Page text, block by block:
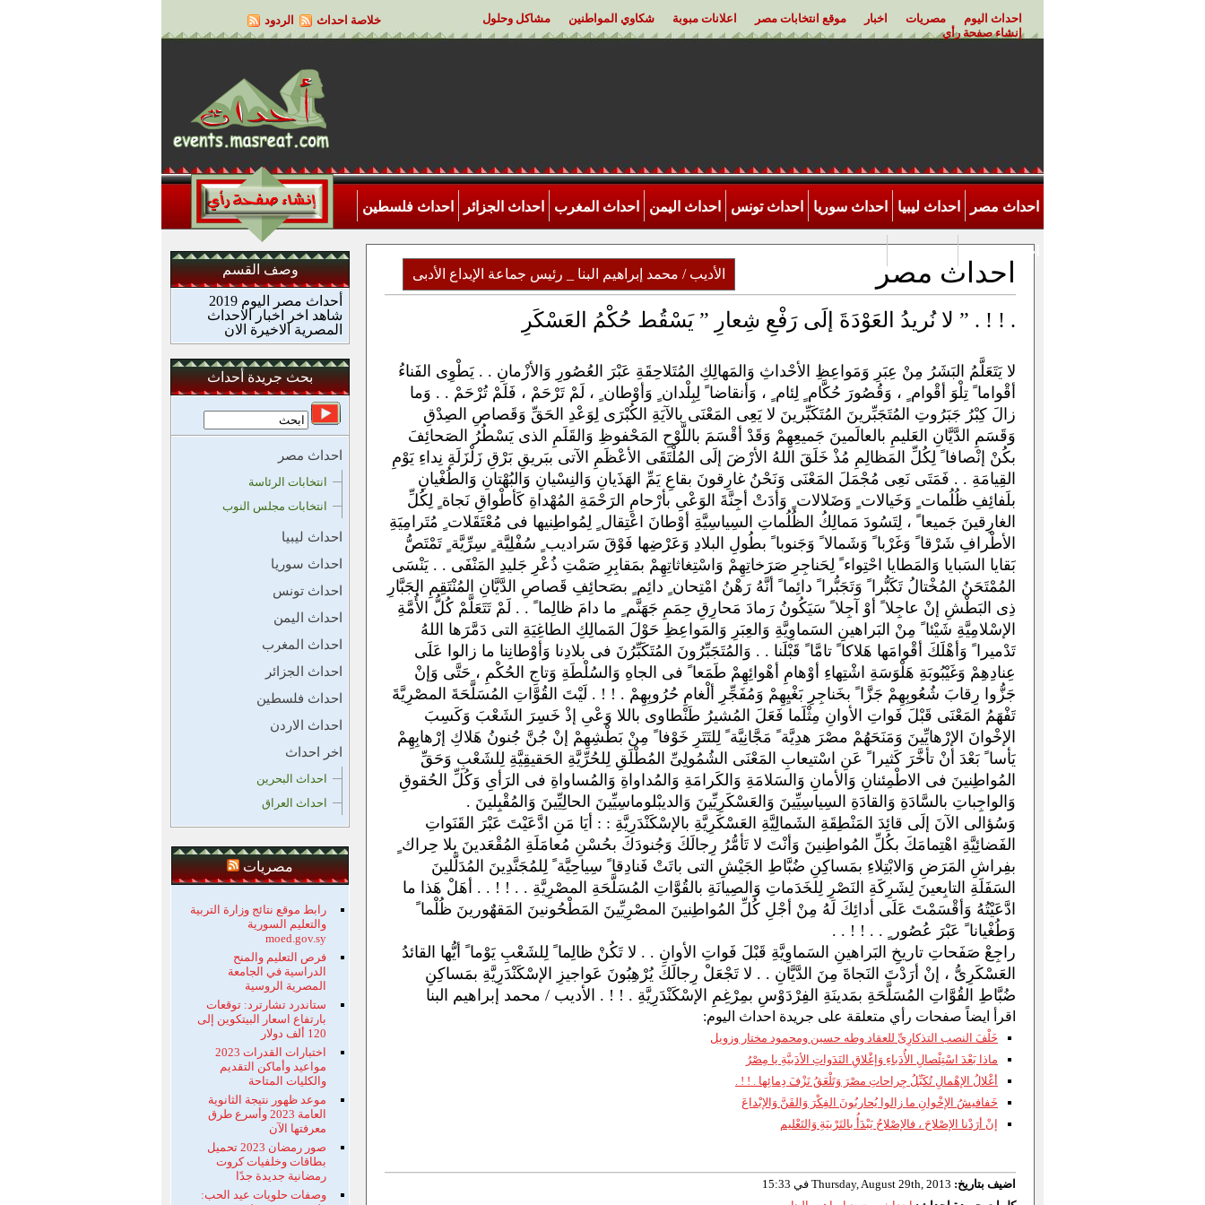
احداث اليوم مصريات اخبار موقع انتخابات مصر اعلانات مبوبة شكاوي المواطنين
مشاكل وحلول
إنشاء صفحة رأي
خلاصة احداث الردود
احداث مصر احداث ليبيا احداث سوريا احداث تونس احداث اليمن احداث المغرب احداث الجزائر احداث فلسطين
احداث الاردن
الأديب / محمد إبراهيم البنا _ رئيس جماعة الإبداع الأدبى
احداث مصر
لا نُريدُ العَوْدَةَ إلَى رَفْعِ شِعارِ ” يَسْقُط حُكْمُ العَسْكَرِ ” . ! ! .
لا يَتَعَلَّمُ البَشَرُ مِنْ عِبَرِ وَمَواعِظِ الأحْداثِ وَالمَهالِكِ المُتَلاحِقَةِ عَبْرَ العُصُورِ وَالأزْمانِ . . يَطْوِى الفَناءُ
أقْواما ً تِلْوَ أقْوام ٍ ، وَقُصُورَ حُكَّام ٍ لِئام ٍ ، وَأنقاضا ً لِبِلْدان ٍ وَأوْطان ٍ ، لَمْ تَرْحَمْ ، فَلَمْ تُرْحَمْ . . وَما
زالَ كِبْرُ جَبَرُوتِ المُتَجَبِّرينَ المُتَكَبِّرينَ لا يَعِى المَعْنَى بالآيَةِ الكُبْرَى لِوَعْدِ الحَقِّ وَقَصاصِ الصِدْقِ
وَقَسَمِ الدَّيَّانِ العَليمِ بالعالَمينَ جَميعِهِمْ وَقَدْ أقْسَمَ باللَّوْحِ المَحْفوظِ وَالقَلَمِ الذى يَسْطُرُ الصَحائِفَ
بكُنْ إنْصافا ً لِكُلِّ المَظالِمِ مُذْ خَلَقَ اللهُ الأرْضَ إلَى المُلْتَقَى الأعْظَمِ الآتى ببَريقِ بَرْقِ زَلْزَلَةِ نِداءِ يَوْمِ
القِيامَةِ . . فَمَتَى نَعِى مُجْمَلَ المَعْنَى وَنَحْنُ غارِقونَ بقاعِ يَمِّ الهَذَيانِ وَالنِسْيانِ وَالبُهْتانِ وَالطُغْيانِ
بلَفائِفِ ظُلُمات ٍ وَخَيالات ٍ وَضَلالات ٍ وَأدَتْ أجِنَّةَ الوَعْىِ بأرْحامِ الرَحْمَةِ المُهْداةِ كَأطْواقِ نَجاة ٍ لِكُلِّ
الغارِقينَ جَميعا ً ، لِتَسُودَ مَمالِكُ الظُلُماتِ السِياسِيَّةِ أوْطانَ اعْتِقال ٍ لِمُواطِنيها فى مُعْتَقَلات ٍ مُتَرامِيَةِ
الأطْرافِ شَرْقا ً وَغَرْبا ً وَشَمالا ً وَجَنوبا ً بطُولِ البلادِ وَعَرْضِها فَوْقَ سَراديب ٍ سُفْلِيَّة ٍ سِرِّيَّة ٍ تَمْتَصُّ
بَقايا السَبايا وَالمَطايا احْتِواء ً لِحَناجِرِ صَرَخاتِهِمْ وَاسْتِغاثاتِهِمْ بمَقابِرِ صَمْتِ ذُعْرِ جَليدِ المَنْفَى . . يَنْسَى
المُمْتَحَنُ المُخْتالُ تَكَبُّرا ً وَتَجَبُّرا ً دائِما ً أنَّهُ رَهْنُ امْتِحان ٍ دائِم ٍ بصَحائِفِ قَصاصِ الدَّيَّانِ المُنْتَقِمِ الجَبَّارِ
ذِى البَطْشِ إنْ عاجِلا ً أوْ آجِلا ً سَيَكُونُ رَمادَ مَحارِقِ حِمَمِ جَهَنَّم ٍ ما دامَ ظالِما ً . . لَمْ تَتَعَلَّمْ كُلُّ الأُمَّةِ
الإسْلامِيَّةِ شَيْئا ً مِنْ البَراهينِ السَماوِيَّةِ وَالعِبَرِ وَالمَواعِظِ حَوْلَ المَمالِكِ الطاغِيَةِ التى دَمَّرَها اللهُ
تَدْميرا ً وَأهْلَكَ أقْوامَها هَلاكا ً تامَّا ً قَبْلَنا . . وَالمُتَجَبِّرُونَ المُتَكَبِّرُنَ فى بلادِنا وَأوْطانِنا ما زالوا عَلَى
عِنادِهِمْ وَغَيْبُوبَةِ هَلْوَسَةِ اشْتِهاءِ أوْهامِ أهْوائِهِمْ طَمَعا ً فى الجاهِ وَالسُلْطَةِ وَتاجِ الحُكْمِ ، حَتَّى وَإنْ
جَزُّوا رِقابَ شُعُوبِهِمْ جَزَّا ً بخَناجِرِ بَغْيِهِمْ وَمُفَجِّرِ ألْغامِ حُرُوبِهِمْ . ! ! . لَيْتَ القُوَّاتِ المُسَلَّحَةَ المصْرِيَّةَ
تَفْهَمُ المَعْنَى قَبْلَ فَواتِ الأوانِ مِثْلَما فَعَلَ المُشيرُ طَنْطاوى باللا وَعْىِ إذْ خَسِرَ الشَعْبَ وَكَسِبَ
الإخْوانَ الإرْهايِّينَ وَمَنَحَهُمْ مصْرَ هدِيَّة ً مَجَّانِيَّة ً لِلتَتَرِ خَوْفا ً مِنْ بَطْشِهِمْ إنْ جُنَّ جُنونُ هَلاكِ إرْهابِهِمْ
يَأسا ً بَعْدَ أنْ تأخَّرَ كَثيرا ً عَنِ اسْتيعابِ المَعْنَى الشُمُولِىِّ المُطْلَقِ لِلحُرِّيَّةِ الحَقيقِيَّةِ لِلشَعْبِ وَحَقِّ
المُواطِنينَ فى الاطْمِئنانِ وَالأمانِ وَالسَلامَةِ وَالكَرامَةِ وَالمُداواةِ وَالمُساواةِ فى الرَأىِ وَكُلِّ الحُقوقِ
وَالواجِباتِ بالسَّادَةِ وَالقادَةِ السِياسِيِّينَ وَالعَسْكَرِيِّينَ وَالديبْلوماسِيِّينَ الحالِيِّينَ وَالمُقْبِلينَ .
وَسُؤالى الآنَ إلَى قائِدَ المَنْطِقَةِ الشَمالِيَّةِ العَسْكَرِيَّةِ بالإسْكَنْدَرِيَّةِ : : أيَا مَنِ ادَّعَيْتَ عَبْرَ القَنَواتِ
الفَضائِيَّةِ اهْتِمامَكَ بكُلِّ المُواطِنينَ وَأنْتَ لا تَأمُّرُ رِجالَكَ وَجُنودَكَ بحُسْنِ مُعامَلَةِ المُقْعَدينَ بلا حِراك ٍ
بفِراشِ المَرَضِ وَالابْتِلاءِ بمَساكِنِ ضُبَّاطِ الجَيْشِ التى باتَتْ فَنادِقا ً سِياحِيَّة ً لِلمُجَنَّدِينَ المُدَلَّلينَ
السَفَلَةِ التابِعينَ لِشَرِكَةِ النَصْرِ لِلخَدَماتِ وَالصِيانَةِ بالقُوَّاتِ المُسَلَّحَةِ المصْرِيَّةِ . . ! ! . . أهَلْ هَذا ما
ادَّعَيْتُهُ وَأقْسَمْتَ عَلَى أدائِكَ لَهُ مِنْ أجْلِ كُلِّ المُواطِنينَ المصْرِيِّينَ المَطْحُونينَ المَقهٌورينَ ظُلْما ً
وَطُغْيانا ً عَبْرَ عُصُور ٍ . . ! ! . .
راجِعْ صَفَحاتِ تاريخِ البَراهينِ السَماوِيَّةِ قَبْلَ فَواتِ الأوانِ . . لا تَكُنْ ظالِما ً لِلشَعْبِ يَوْما ً أيُّها القائدُ
العَسْكَرِىُّ ، إنْ أرَدْتَ النَجاةَ مِنَ الدَّيَّانِ . . لا تَجْعَلْ رِجالَكَ يُرْهِبُونَ عَواجيزِ الإسْكَنْدَرِيَّةِ بمَساكِنِ
ضُبَّاطِ القُوَّاتِ المُسَلَّحَةِ بمَدينَةِ الفِرْدَوْسِ بمِرْغِمِ الإسْكَنْدَرِيَّةِ . ! ! . الأديب / محمد إبراهيم البنا
اقرأ ايضاً صفحات رأي متعلقة على جريدة احداث اليوم:
خَلْفَ النصب التذكارِىِّ للعقاد وطه حسين ومحمود مختار وزويل
ماذا بَعْدَ اسْتِئْصالِ الأُدَباءِ وَإغْلاقِ النَدَواتِ الأدَبيَّةِ يا مِصْرُ
أغْلالُ الإهْمالِ تُكَبِّلُ جِراحاتِ مصْرَ وَتَلْعَقُ نَزْفَ دِمائِها . ! ! .
خَفافيشُ الإخْوانِ ما زالوا يُحاربُونَ الفِكْرَ وَالفَنَّ وَالإبْداعَ
إنْ أرَدْنا الإصْلاحَ ، فالإصْلاحُ يَبْدَأُ بالتَرْبيَةِ وَالتَعْليم
اضيف بتاريخ:
وصف القسم
أحداث مصر اليوم 2019
شاهد اخر اخبار الاحداث
المصرية الاخيرة الان
بحث جريدة أحداث
احداث مصر
انتخابات الرئاسة
انتخابات مجلس النوب
احداث ليبيا
احداث سوريا
احداث تونس
احداث اليمن
احداث المغرب
احداث الجزائر
احداث فلسطين
احداث الاردن
اخر احداث
احداث البحرين
احداث العراق
مصريات
رابط موقع نتائج وزارة التربية
والتعليم السورية
moed.gov.sy
فرص التعليم والمنح
الدراسية في الجامعة
المصرية الروسية
ستاندرد تشارترد: توقعات
بارتفاع اسعار البيتكوين إلى
120 ألف دولار
اختبارات القدرات 2023
مواعيد وأماكن التقديم
والكليات المتاحة
موعد ظهور نتيجة الثانوية
العامة 2023 وأسرع طرق
معرفتها الآن
صور رمضان 2023 تحميل
بطاقات وخلفيات كروت
رمضانية جديدة جدًا
وصفات حلويات عيد الحب: